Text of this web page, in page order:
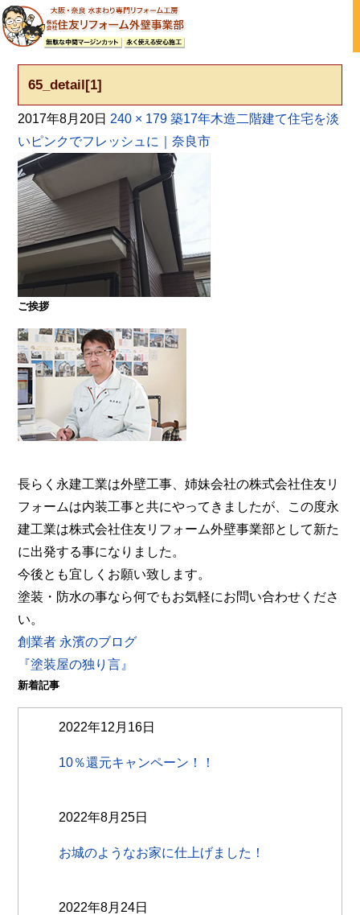
65_detail[1]
2017年8月20日 240 × 179 築17年木造二階建て住宅を淡
いピンクでフレッシュに｜奈良市
えの方は塗装専門店の株式会社住友リフォーム外壁
事業部へ。【電話：0800-200-5246/受付：8時～20
時土日対応】メール相談・御見積り依頼は24時間受
付。『後悔しない塗り替えガイドブック』無料進呈
ご挨拶
長らく永建工業は外壁工事、姉妹会社の株式会社住友リ
フォームは内装工事と共にやってきましたが、この度永
建工業は株式会社住友リフォーム外壁事業部として新た
に出発する事になりました。
今後とも宜しくお願い致します。
塗装・防水の事なら何でもお気軽にお問い合わせくださ
い。
創業者 永濱のブログ
『塗装屋の独り言』
新着記事
2022年12月16日
10％還元キャンペーン！！
2022年8月25日
お城のようなお家に仕上げました！
2022年8月24日